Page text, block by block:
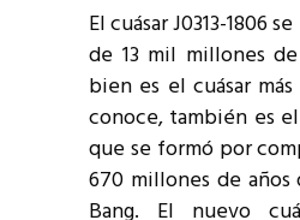
El cuásar J0313-1806
de 13 mil millones
bien es el cuásar
conoce, también es
que se formó por
670 millones de
Bang. El nuevo